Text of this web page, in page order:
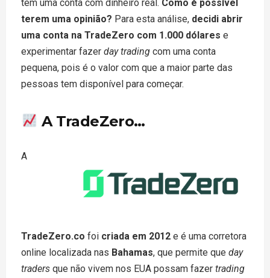
têm uma conta com dinheiro real. Como é possível
terem uma opinião? Para esta análise, decidi abrir
uma conta na TradeZero com 1.000 dólares e
experimentar fazer day trading com uma conta
pequena, pois é o valor com que a maior parte das
pessoas tem disponível para começar.
A TradeZero…
A
TradeZero.co foi criada em 2012 e é uma corretora
online localizada nas Bahamas, que permite que day
traders que não vivem nos EUA possam fazer trading